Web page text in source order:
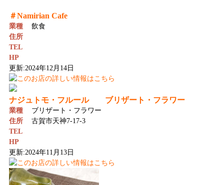
＃Namirian Cafe
業種
飲食
住所
TEL
HP
更新:2024年12月14日
ナジュトモ・フルール ブリザート・フラワー
業種
ブリザート・フラワー
住所
古賀市天神7-17-3
TEL
HP
更新:2024年11月13日